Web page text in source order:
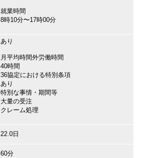
就業時間
8時10分〜17時00分
あり
月平均時間外労働時間
40時間
36協定における特別条項
あり
特別な事情・期間等
大量の受注
クレーム処理
22.0日
60分